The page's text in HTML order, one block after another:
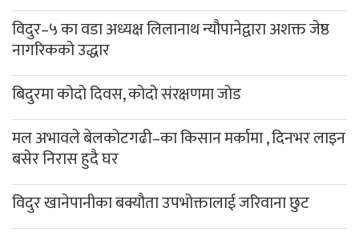
विदुर–५ का वडा अध्यक्ष लिलानाथ न्यौपानेद्वारा अशक्त जेष्ठ
नागरिकको उद्धार
बिदुरमा कोदो दिवस, कोदो संरक्षणमा जोड
मल अभावले बेलकोटगढी–का किसान मर्कामा , दिनभर लाइन
बसेर निरास हुदै घर
विदुर खानेपानीका बक्यौता उपभोक्तालाई जरिवाना छुट